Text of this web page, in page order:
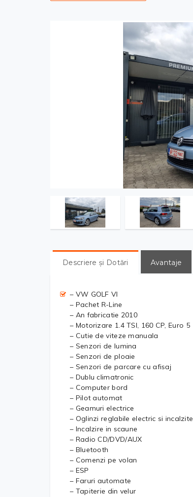
Descriere și Dotări Avantaje
– VW GOLF VI
– Pachet R-Line
– An fabricatie 2010
– Motorizare 1.4 TSI, 160 CP, Euro 5
– Cutie de viteze manuala
– Senzori de lumina
– Senzori de ploaie
– Senzori de parcare cu afisaj
– Dublu climatronic
– Computer bord
– Pilot automat
– Geamuri electrice
– Oglinzi reglabile electric si incalzite
– Incalzire in scaune
– Radio CD/DVD/AUX
– Bluetooth
– Comenzi pe volan
– ESP
– Faruri automate
– Tapiterie din velur